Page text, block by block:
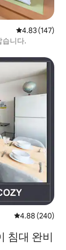
평점 4.83점(5
4.83 (147)
습니다.
평점 4.88점(5
4.88 (240)
침대 완비